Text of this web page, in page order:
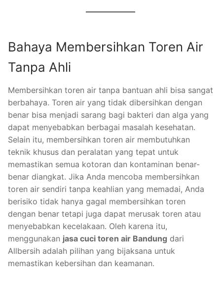
Bahaya Membersihkan Toren Air
Tanpa Ahli
Membersihkan toren air tanpa bantuan ahli bisa sangat
berbahaya. Toren air yang tidak dibersihkan dengan
benar bisa menjadi sarang bagi bakteri dan alga yang
dapat menyebabkan berbagai masalah kesehatan.
Selain itu, membersihkan toren air membutuhkan
teknik khusus dan peralatan yang tepat untuk
memastikan semua kotoran dan kontaminan benar-
benar diangkat. Jika Anda mencoba membersihkan
toren air sendiri tanpa keahlian yang memadai, Anda
berisiko tidak hanya gagal membersihkan toren
dengan benar tetapi juga dapat merusak toren atau
menyebabkan kecelakaan. Oleh karena itu,
menggunakan jasa cuci toren air Bandung dari
Allbersih adalah pilihan yang bijaksana untuk
memastikan kebersihan dan keamanan.